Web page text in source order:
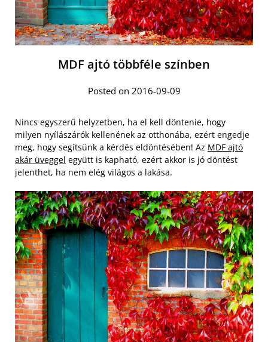
MDF ajtó többféle színben
Posted on 2016-09-09
Nincs egyszerű helyzetben, ha el kell döntenie, hogy
milyen nyílászárók kellenének az otthonába, ezért engedje
meg, hogy segítsünk a kérdés eldöntésében! Az MDF ajtó
akár üveggel együtt is kapható, ezért akkor is jó döntést
jelenthet, ha nem elég világos a lakása.